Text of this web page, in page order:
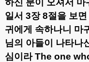
하신 분이 오셔서
일서 3장8절을 보면
귀에게 속하나니 마
님의 아들이 나타나
심이라The one